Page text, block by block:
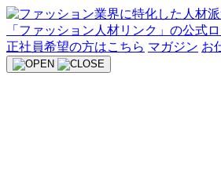
Skip
to
content
正社員希望の方はこちら マガジン お